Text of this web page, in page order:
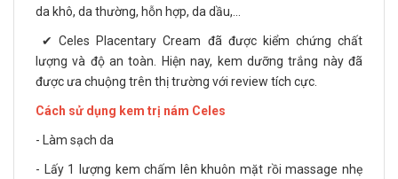
da khô, da thường, hỗn hợp, da dầu,...
✔ Celes Placentary Cream đã được kiểm chứng chất
lượng và độ an toàn. Hiện nay, kem dưỡng trắng này đã
được ưa chuộng trên thị trường với review tích cực.
Cách sử dụng kem trị nám Celes
- Làm sạch da
- Lấy 1 lượng kem chấm lên khuôn mặt rồi massage nhẹ